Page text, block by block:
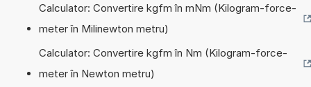
Calculator: Convertire kgfm în mNm (Kilogram-force-
meter în Milinewton metru)
Calculator: Convertire kgfm în Nm (Kilogram-force-
meter în Newton metru)